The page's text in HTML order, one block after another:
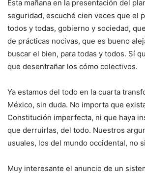
Esta mañana en la presentación del
seguridad, escuché cien veces que el
todos y todas, gobierno y sociedad,
de prácticas nocivas, que es bueno
buscar el bien, para todas y todos. Sí
que desentrañar los cómo colectivos.
Ya estamos del todo en la cuarta
México, sin duda. No importa que
Constitución imperfecta, ni que haya
que derruirlas, del todo. Nuestros
usuales, los del mundo occidental, no
Muy interesante el anuncio de un